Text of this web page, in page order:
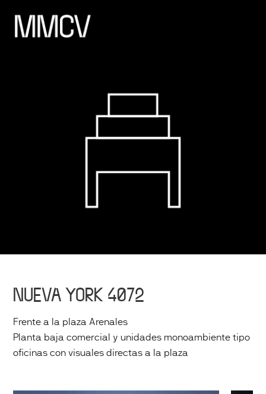
NUEVA YORK 4072
Frente a la plaza Arenales
Planta baja comercial y unidades monoambiente tipo
oficinas con visuales directas a la plaza